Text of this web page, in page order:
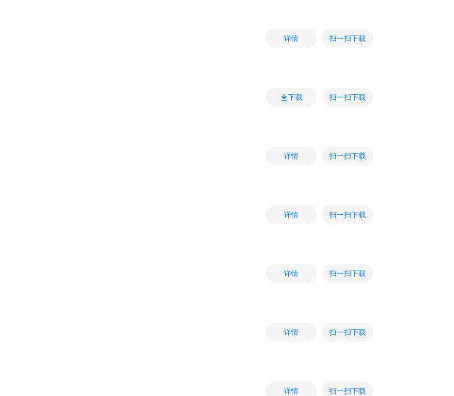
详情 扫一扫下载
下载 扫一扫下载
详情 扫一扫下载
详情 扫一扫下载
详情 扫一扫下载
详情 扫一扫下载
详情 扫一扫下载